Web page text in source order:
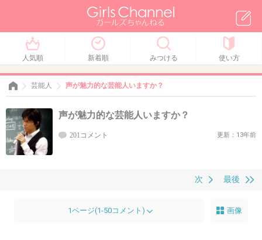
人気順 新着順 みつける 使い方
芸能人 声が魅力的な芸能人いますか？
声が魅力的な芸能人いますか？
201コメント 更新：13年前
最後
次
1ページ(1-50コメント) 画像